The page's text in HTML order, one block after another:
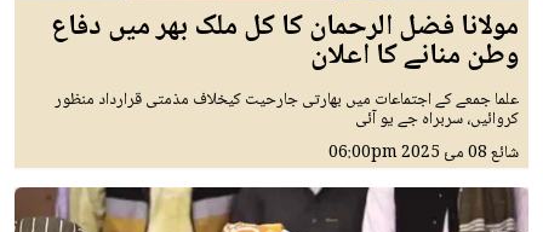
مولانا فضل الرحمان کا کل ملک بھر میں دفاع
وطن منانے کا اعلان
علما جمعے کے اجتماعات میں بھارتی جارحیت کیخلاف مذمتی قرارداد منظور
کروائیں، سربراہ جے یو آئی
شائع08 مئ 2025 06:00pm